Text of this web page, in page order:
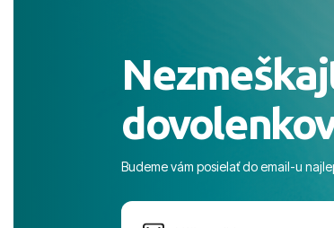
Budeme vám posielať do email-u